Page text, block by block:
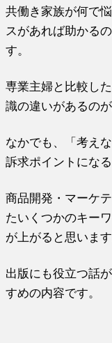
共働き家族が何で
スがあれば助かる
す。
専業主婦と比較し
識の違いがあるの
なかでも、「考え
訴求ポイントにな
商品開発・マーケ
たいくつかのキー
が上がると思います
出版にも役立つ話
すめの内容です。